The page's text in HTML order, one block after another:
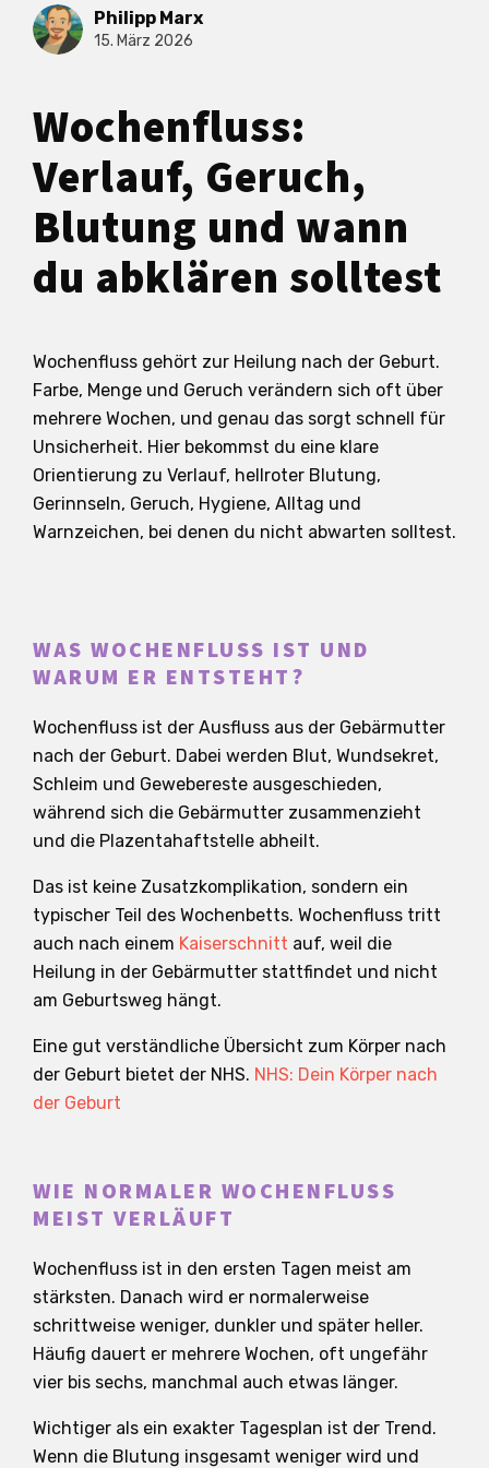
Philipp Marx
15. März 2026
Wochenfluss:
Verlauf, Geruch,
Blutung und wann
du abklären solltest
Wochenfluss gehört zur Heilung nach der Geburt.
Farbe, Menge und Geruch verändern sich oft über
mehrere Wochen, und genau das sorgt schnell für
Unsicherheit. Hier bekommst du eine klare
Orientierung zu Verlauf, hellroter Blutung,
Gerinnseln, Geruch, Hygiene, Alltag und
Warnzeichen, bei denen du nicht abwarten solltest.
WAS WOCHENFLUSS IST UND
WARUM ER ENTSTEHT?
Wochenfluss ist der Ausfluss aus der Gebärmutter
nach der Geburt. Dabei werden Blut, Wundsekret,
Schleim und Gewebereste ausgeschieden,
während sich die Gebärmutter zusammenzieht
und die Plazentahaftstelle abheilt.
Das ist keine Zusatzkomplikation, sondern ein
typischer Teil des Wochenbetts. Wochenfluss tritt
auch nach einem Kaiserschnitt auf, weil die
Heilung in der Gebärmutter stattfindet und nicht
am Geburtsweg hängt.
Eine gut verständliche Übersicht zum Körper nach
der Geburt bietet der NHS. NHS: Dein Körper nach
der Geburt
WIE NORMALER WOCHENFLUSS
MEIST VERLÄUFT
Wochenfluss ist in den ersten Tagen meist am
stärksten. Danach wird er normalerweise
schrittweise weniger, dunkler und später heller.
Häufig dauert er mehrere Wochen, oft ungefähr
vier bis sechs, manchmal auch etwas länger.
Wichtiger als ein exakter Tagesplan ist der Trend.
Wenn die Blutung insgesamt weniger wird und